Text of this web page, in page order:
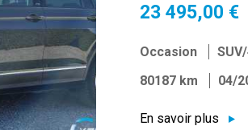
23 495,00 €
Occasion
80187 km
04/
En savoir plus